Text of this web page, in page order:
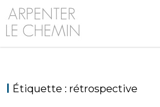
Skip
content
Étiquette : rétrospective